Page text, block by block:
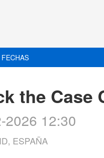
FECHAS
the Case
2026 12:30
ESPAÑA